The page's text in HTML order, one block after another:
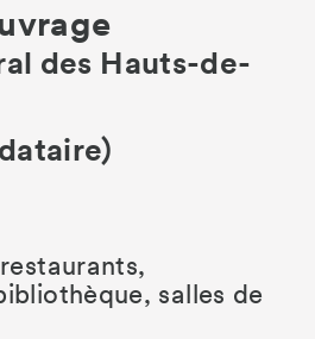
des Hauts-de-
salles de